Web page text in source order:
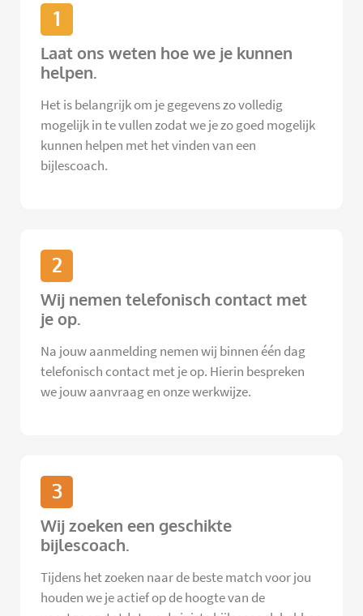
1
Laat ons weten hoe we je kunnen
helpen.
Het is belangrijk om je gegevens zo volledig
mogelijk in te vullen zodat we je zo goed mogelijk
kunnen helpen met het vinden van een
bijlescoach.
2
Wij nemen telefonisch contact met
je op.
Na jouw aanmelding nemen wij binnen één dag
telefonisch contact met je op. Hierin bespreken
we jouw aanvraag en onze werkwijze.
3
Wij zoeken een geschikte
bijlescoach.
Tijdens het zoeken naar de beste match voor jou
houden we je actief op de hoogte van de